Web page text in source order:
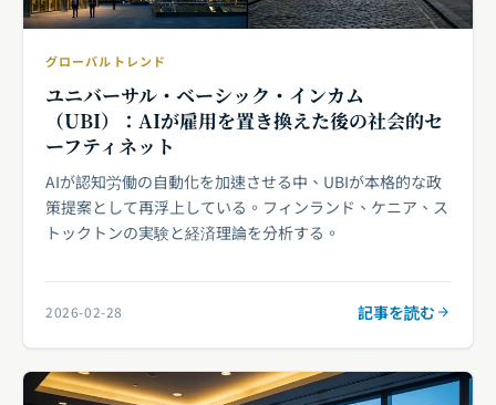
グローバルトレンド
ユニバーサル・ベーシック・インカム
（UBI）：AIが雇用を置き換えた後の社会的セ
ーフティネット
AIが認知労働の自動化を加速させる中、UBIが本格的な政
策提案として再浮上している。フィンランド、ケニア、ス
トックトンの実験と経済理論を分析する。
2026-02-28 記事を読む